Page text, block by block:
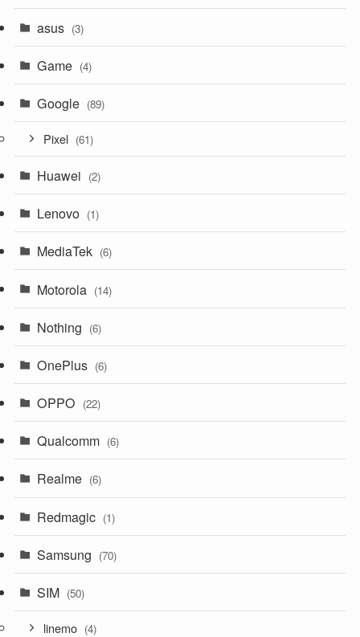
asus (3)
Game (4)
Google (89)
Pixel (61)
Huawei (2)
Lenovo (1)
MediaTek (6)
Motorola (14)
Nothing (6)
OnePlus (6)
OPPO (22)
Qualcomm (6)
Realme (6)
Redmagic (1)
Samsung (70)
SIM (50)
linemo (4)